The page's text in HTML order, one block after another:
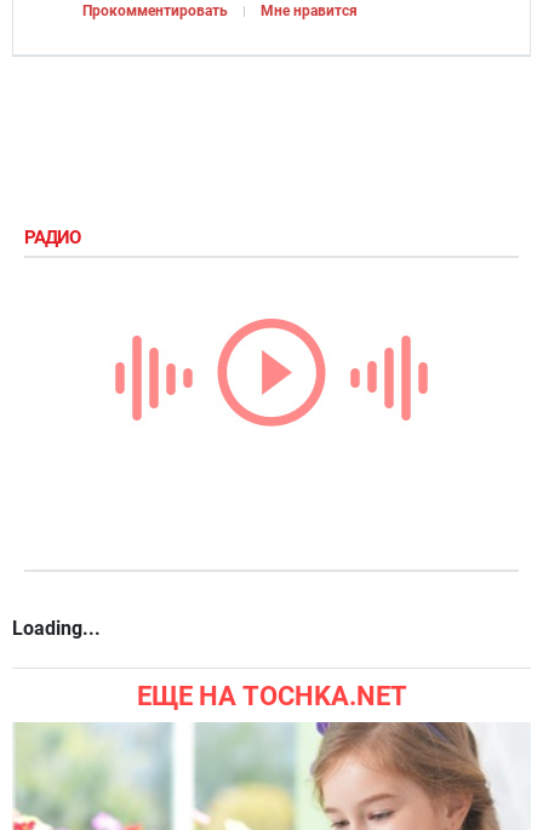
Прокомментировать Мне нравится
РАДИО
Loading...
ЕЩЕ НА TOCHKA.NET